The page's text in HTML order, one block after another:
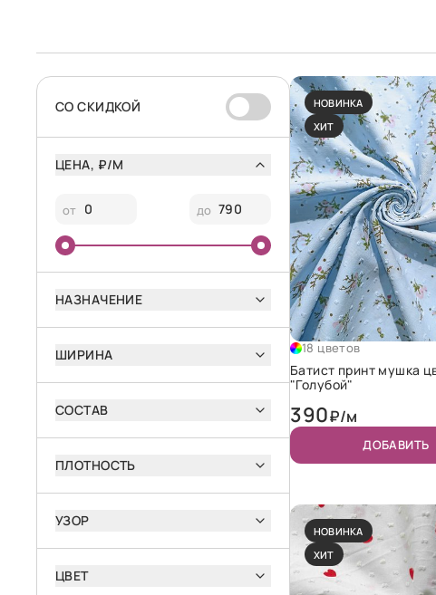
CО СКИДКОЙ
ЦЕНА, ₽/М
от до
НАЗНАЧЕНИЕ
ШИРИНА
СОСТАВ
ПЛОТНОСТЬ
УЗОР
ЦВЕТ
НОВИНКА
ХИТ
18 цветов
Батист принт мушка
"Голубой"
390₽/м
ДОБАВИТЬ
НОВИНКА
ХИТ